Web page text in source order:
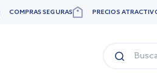
COMPRAS SEGURAS PRECIOS